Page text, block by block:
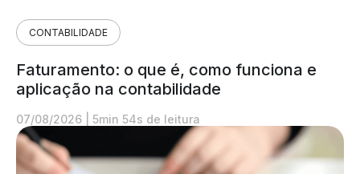
CONTABILIDADE
Faturamento: o que é, como funciona e
aplicação na contabilidade
07/08/2026 5min 54s de leitura